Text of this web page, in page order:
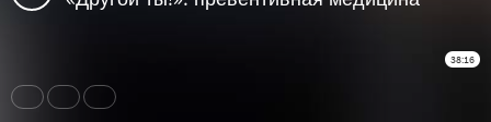
38:16
Share